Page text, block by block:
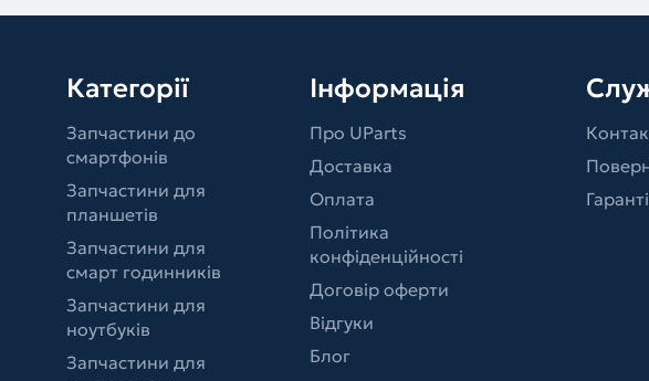
Категорії
Запчастини до
смартфонів
Запчастини для
планшетів
Запчастини для
смарт годинників
Запчастини для
ноутбуків
Запчастини для
Інформація
Про UParts
Доставка
Оплата
Політика
конфіденційності
Договір оферти
Відгуки
Блог